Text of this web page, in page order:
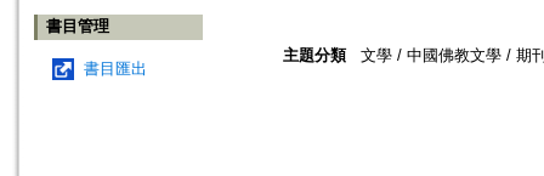
書目管理
書目匯出
主題分類 文學 / 中國佛教文學 / 期